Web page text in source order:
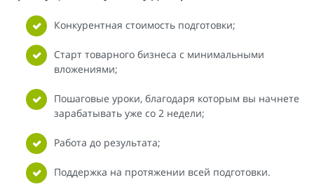
Конкурентная стоимость подготовки;
Старт товарного бизнеса с минимальными
вложениями;
Пошаговые уроки, благодаря которым вы начнете
зарабатывать уже со 2 недели;
Работа до результата;
Поддержка на протяжении всей подготовки.